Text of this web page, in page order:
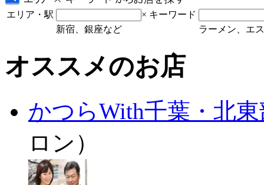
エリア・駅 × キーワード
新宿、銀座など
ラーメン、エ
オススメのお店
かつらWith千葉・北
ロン）